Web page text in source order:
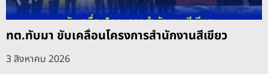
ทต.ทับมา ขับเคลื่อนโครงการสำนักงานสีเขียว
3 สิงหาคม 2026